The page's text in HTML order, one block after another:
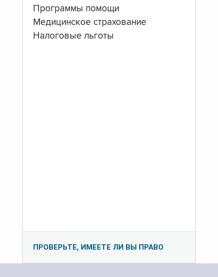
Программы помощи
Медицинское страхование
Налоговые льготы
ПРОВЕРЬТЕ, ИМЕЕТЕ ЛИ ВЫ ПРАВО